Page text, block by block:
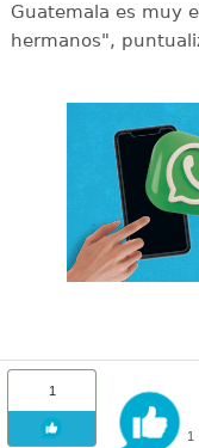
Guatemala es muy
hermanos",
1
1